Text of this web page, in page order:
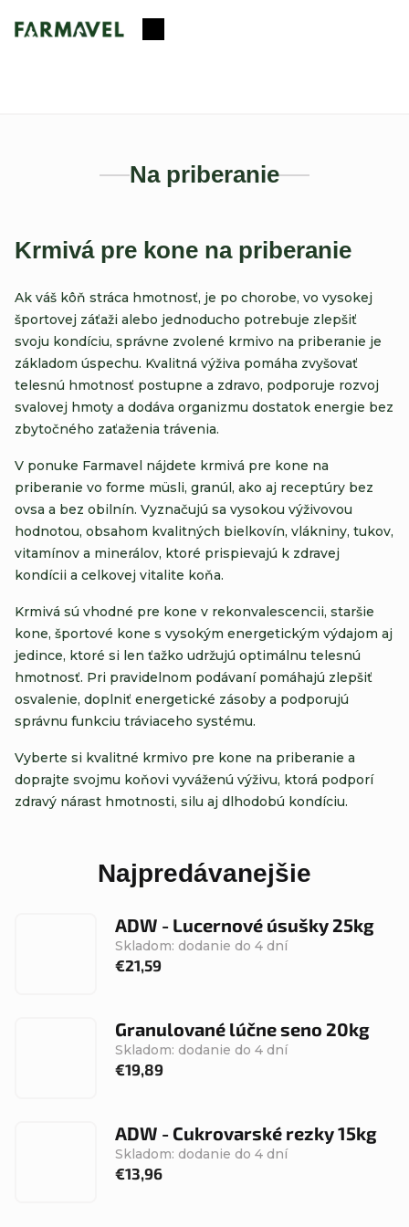
Nákupný
Na priberanie
Krmivá pre kone na priberanie
Ak váš kôň stráca hmotnosť, je po chorobe, vo vysokej
športovej záťaži alebo jednoducho potrebuje zlepšiť
svoju kondíciu, správne zvolené krmivo na priberanie je
základom úspechu. Kvalitná výživa pomáha zvyšovať
telesnú hmotnosť postupne a zdravo, podporuje rozvoj
svalovej hmoty a dodáva organizmu dostatok energie bez
zbytočného zaťaženia trávenia.
V ponuke Farmavel nájdete krmivá pre kone na
priberanie vo forme müsli, granúl, ako aj receptúry bez
ovsa a bez obilnín. Vyznačujú sa vysokou výživovou
hodnotou, obsahom kvalitných bielkovín, vlákniny, tukov,
vitamínov a minerálov, ktoré prispievajú k zdravej
kondícii a celkovej vitalite koňa.
Krmivá sú vhodné pre kone v rekonvalescencii, staršie
kone, športové kone s vysokým energetickým výdajom aj
jedince, ktoré si len ťažko udržujú optimálnu telesnú
hmotnosť. Pri pravidelnom podávaní pomáhajú zlepšiť
osvalenie, doplniť energetické zásoby a podporujú
správnu funkciu tráviaceho systému.
Vyberte si kvalitné krmivo pre kone na priberanie a
doprajte svojmu koňovi vyváženú výživu, ktorá podporí
zdravý nárast hmotnosti, silu aj dlhodobú kondíciu.
Najpredávanejšie
ADW - Lucernové úsušky 25kg
Skladom: dodanie do 4 dní
€21,59
Granulované lúčne seno 20kg
Skladom: dodanie do 4 dní
€19,89
ADW - Cukrovarské rezky 15kg
Skladom: dodanie do 4 dní
€13,96